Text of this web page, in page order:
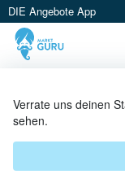
DIE Angebote App
Verrate uns deinen
sehen.